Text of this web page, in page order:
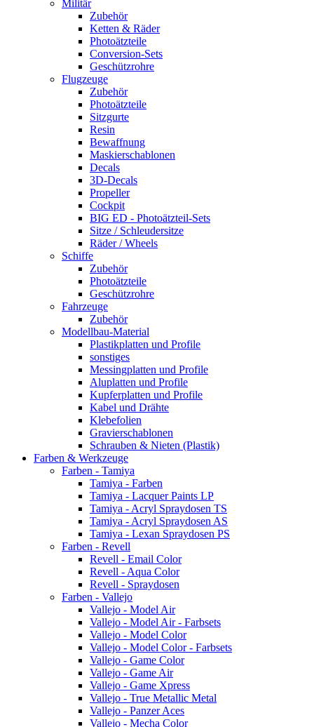
Militär
Zubehör
Ketten & Räder
Photoätzteile
Conversion-Sets
Geschützrohre
Flugzeuge
Zubehör
Photoätzteile
Sitzgurte
Resin
Bewaffnung
Maskierschablonen
Decals
3D-Decals
Propeller
Cockpit
BIG ED - Photoätzteil-Sets
Sitze / Schleudersitze
Räder / Wheels
Schiffe
Zubehör
Photoätzteile
Geschützrohre
Fahrzeuge
Zubehör
Modellbau-Material
Plastikplatten und Profile
sonstiges
Messingplatten und Profile
Aluplatten und Profile
Kupferplatten und Profile
Kabel und Drähte
Klebefolien
Gravierschablonen
Schrauben & Nieten (Plastik)
Farben & Werkzeuge
Farben - Tamiya
Tamiya - Farben
Tamiya - Lacquer Paints LP
Tamiya - Acryl Spraydosen TS
Tamiya - Acryl Spraydosen AS
Tamiya - Lexan Spraydosen PS
Farben - Revell
Revell - Email Color
Revell - Aqua Color
Revell - Spraydosen
Farben - Vallejo
Vallejo - Model Air
Vallejo - Model Air - Farbsets
Vallejo - Model Color
Vallejo - Model Color - Farbsets
Vallejo - Game Color
Vallejo - Game Air
Vallejo - Game Xpress
Vallejo - True Metallic Metal
Vallejo - Panzer Aces
Vallejo - Mecha Color